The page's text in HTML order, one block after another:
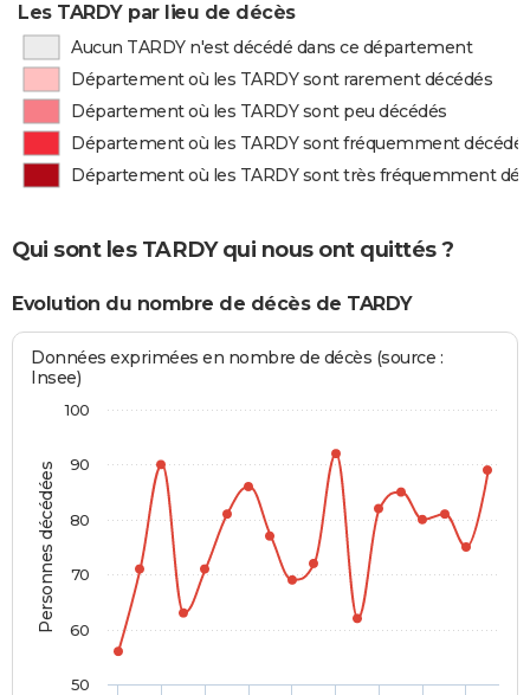
Les TARDY par lieu de décès
Aucun TARDY n'est décédé dans ce département
Département où les TARDY sont rarement décédés
Département où les TARDY sont peu décédés
Département où les TARDY sont fréquemment
Département où les TARDY sont très fréquemment
Qui sont les TARDY qui nous ont quittés ?
Evolution du nombre de décès de TARDY
Personnes décédées
Données exprimées en nombre de décès (source :
Insee)
50
60
70
80
90
100